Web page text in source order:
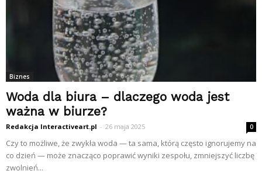
Biznes
Woda dla biura – dlaczego woda jest
ważna w biurze?
Redakcja Interactiveart.pl - 26 maja 2025 0
Czy to możliwe, że zwykła woda — ta sama, którą często ignorujemy na
co dzień — może znacząco poprawić wyniki zespołu, zmniejszyć liczbę
zwolnień...